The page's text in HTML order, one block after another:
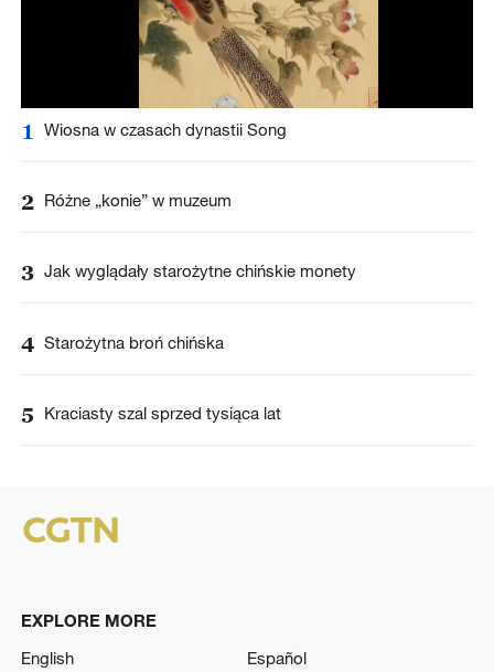
1 Wiosna w czasach dynastii Song
2 Różne „konie” w muzeum
3 Jak wyglądały starożytne chińskie monety
4 Starożytna broń chińska
5 Kraciasty szal sprzed tysiąca lat
EXPLORE MORE
English
Español